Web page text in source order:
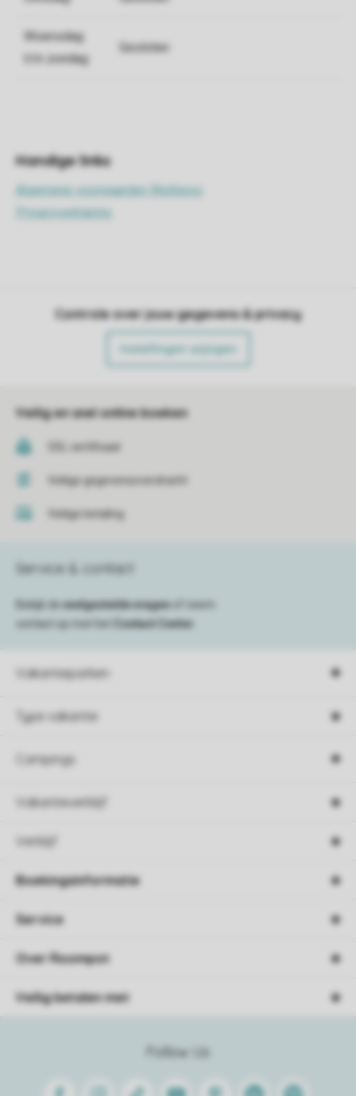
Controle over jouw gegevens & privacy
Instellingen wijzigen
Veilig en snel online boeken
SSL certificaat
Veilige gegevensoverdracht
Veilige betaling
Vakantieparken
Type vakantie
Campings
Vakantieverblijf
Verblijf
Service & contact
Bekijk de veelgestelde vragen
of neem
contact op met het
Contact Center
Follow Us
FacebookInstagram
Tiktok Youtube PinterestLinkedinSpotify
Boekingsinformatie
Service
Over Roompot
Veilig betalen met